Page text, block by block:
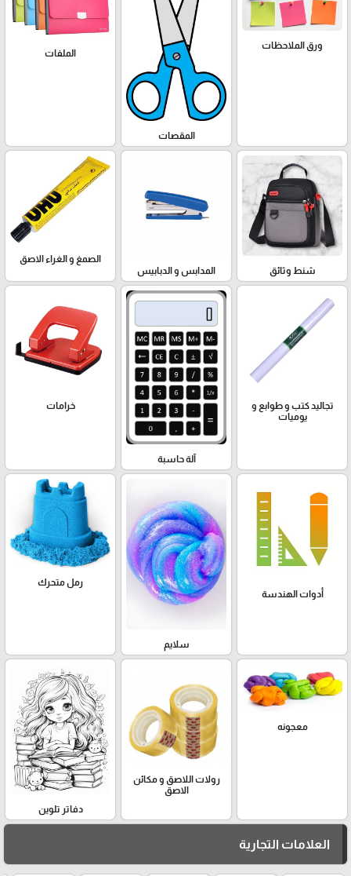
ورق الملاحظات
المقصات
الملفات
شنط وثائق المدابس و الدبابيس
الصمغ و الغراء الاصق
تجاليد كتب و طوابع و
يوميات
آلة حاسبة
خرامات
أدوات الهندسة
سلايم
رمل متحرك
معجونه
رولات اللاصق و مكائن
الاصق
دفاتر تلوين
العلامات التجارية